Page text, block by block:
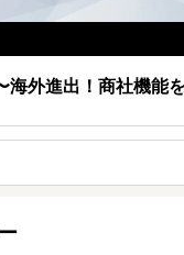
海外進出！商社機能